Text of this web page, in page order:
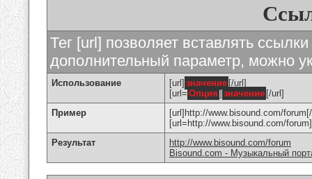
Тег [url] позволяет вставлять
дополнительный параметр, можно
Использование [url] значение [/url]
[url= Опция ] значение [/url]
Пример
[url]http://www.bisound.com/
[url=http://www.bisound.com/
Результат
http://www.bisound.com/forum
Bisound.com - Музыкальный